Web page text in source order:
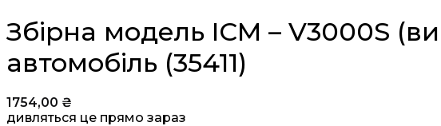
Збірна модель ICM – V3000S
автомобіль (35411)
1754,00 ₴
дивляться це прямо зараз